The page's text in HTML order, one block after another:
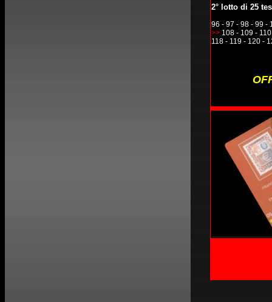
2° lotto di 25
96 - 97 - 98 - 99 -
>> 108 - 109 -
118 - 119 - 120 -